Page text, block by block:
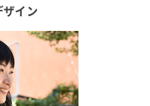
イン